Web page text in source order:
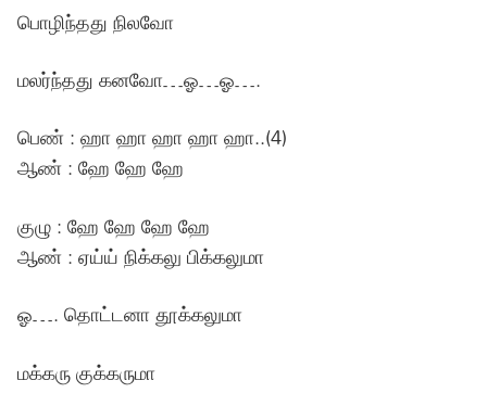
பொழிந்தது நிலவோ
மலர்ந்தது கனவோ…ஓ…ஓ….
பெண் : ஹா ஹா ஹா ஹா ஹா..(4)
ஆண் : ஹே ஹே ஹே
குழு : ஹே ஹே ஹே ஹே
ஆண் : ஏய்ய் நிக்கலு பிக்கலுமா
ஓ…. தொட்டனா தூக்கலுமா
மக்கரு குக்கருமா